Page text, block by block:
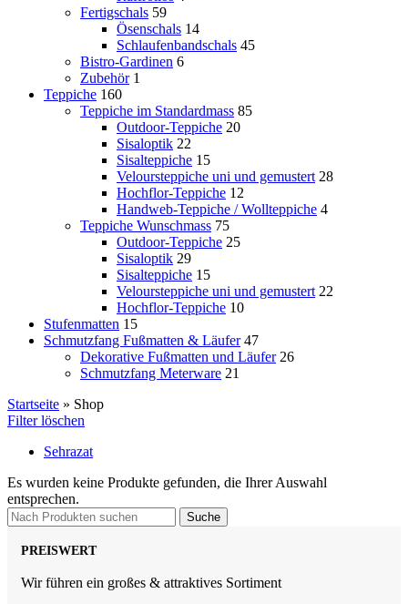
Fertigschals 59
Ösenschals 14
Schlaufenbandschals 45
Bistro-Gardinen 6
Zubehör 1
Teppiche 160
Teppiche im Standardmass 85
Outdoor-Teppiche 20
Sisaloptik 22
Sisalteppiche 15
Veloursteppiche uni und gemustert 28
Hochflor-Teppiche 12
Handweb-Teppiche / Wollteppiche 4
Teppiche Wunschmass 75
Outdoor-Teppiche 25
Sisaloptik 29
Sisalteppiche 15
Veloursteppiche uni und gemustert 22
Hochflor-Teppiche 10
Stufenmatten 15
Schmutzfang Fußmatten & Läufer 47
Dekorative Fußmatten und Läufer 26
Schmutzfang Meterware 21
Startseite » Shop
Filter löschen
Sehrazat
Es wurden keine Produkte gefunden, die Ihrer Auswahl
entsprechen.
Suche
PREISWERT
Wir führen ein großes & attraktives Sortiment